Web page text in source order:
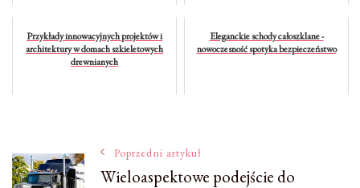
Przykłady innowacyjnych projektów i
architektury w domach szkieletowych
drewnianych
Eleganckie schody całoszklane -
nowoczesność spotyka bezpieczeństwo
NawigacjaPoprzedni artykuł
Wieloaspektowe podejście do